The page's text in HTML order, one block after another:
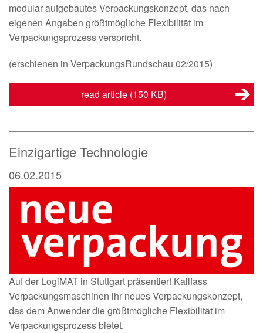
modular aufgebautes Verpackungskonzept, das nach
eigenen Angaben größtmögliche Flexibilität im
Verpackungsprozess verspricht.
(erschienen in VerpackungsRundschau 02/2015)
read article (150 KB)
Einzigartige Technologie
06.02.2015
Auf der LogiMAT in Stuttgart präsentiert Kallfass
Verpackungsmaschinen ihr neues Verpackungskonzept,
das dem Anwender die größtmögliche Flexibilität im
Verpackungsprozess bietet.